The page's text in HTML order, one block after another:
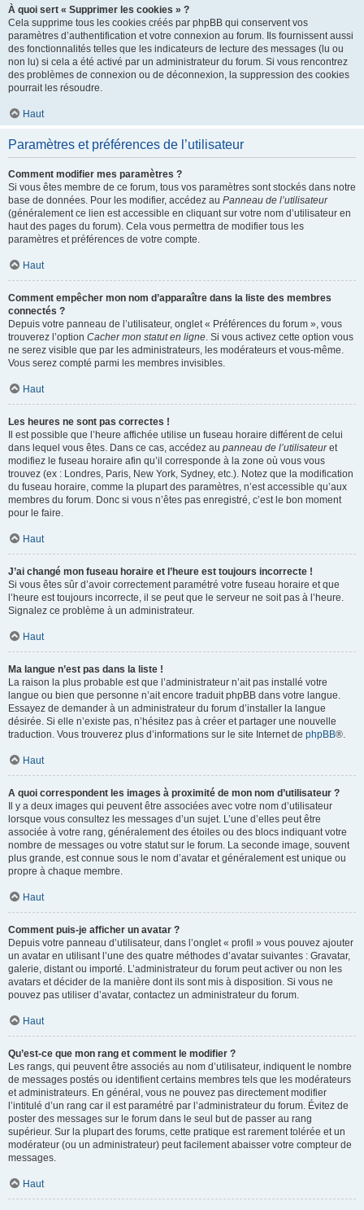
À quoi sert « Supprimer les cookies » ?
Cela supprime tous les cookies créés par phpBB qui conservent vos
paramètres d’authentification et votre connexion au forum. Ils fournissent aussi
des fonctionnalités telles que les indicateurs de lecture des messages (lu ou
non lu) si cela a été activé par un administrateur du forum. Si vous rencontrez
des problèmes de connexion ou de déconnexion, la suppression des cookies
pourrait les résoudre.
Haut
Paramètres et préférences de l’utilisateur
Comment modifier mes paramètres ?
Si vous êtes membre de ce forum, tous vos paramètres sont stockés dans notre
base de données. Pour les modifier, accédez au Panneau de l’utilisateur
(généralement ce lien est accessible en cliquant sur votre nom d’utilisateur en
haut des pages du forum). Cela vous permettra de modifier tous les
paramètres et préférences de votre compte.
Haut
Comment empêcher mon nom d’apparaître dans la liste des membres
connectés ?
Depuis votre panneau de l’utilisateur, onglet « Préférences du forum », vous
trouverez l’option Cacher mon statut en ligne. Si vous activez cette option vous
ne serez visible que par les administrateurs, les modérateurs et vous-même.
Vous serez compté parmi les membres invisibles.
Haut
Les heures ne sont pas correctes !
Il est possible que l’heure affichée utilise un fuseau horaire différent de celui
dans lequel vous êtes. Dans ce cas, accédez au panneau de l’utilisateuret
modifiez le fuseau horaire afin qu’il corresponde à la zone où vous vous
trouvez (ex : Londres, Paris, New York, Sydney, etc.). Notez que la modification
du fuseau horaire, comme la plupart des paramètres, n’est accessible qu’aux
membres du forum. Donc si vous n’êtes pas enregistré, c’est le bon moment
pour le faire.
Haut
J’ai changé mon fuseau horaire et l’heure est toujours incorrecte !
Si vous êtes sûr d’avoir correctement paramétré votre fuseau horaire et que
l’heure est toujours incorrecte, il se peut que le serveur ne soit pas à l’heure.
Signalez ce problème à un administrateur.
Haut
Ma langue n’est pas dans la liste !
La raison la plus probable est que l’administrateur n’ait pas installé votre
langue ou bien que personne n’ait encore traduit phpBB dans votre langue.
Essayez de demander à un administrateur du forum d’installer la langue
désirée. Si elle n’existe pas, n’hésitez pas à créer et partager une nouvelle
traduction. Vous trouverez plus d’informations sur le site Internet de phpBB®.
Haut
A quoi correspondent les images à proximité de mon nom d’utilisateur ?
Il y a deux images qui peuvent être associées avec votre nom d’utilisateur
lorsque vous consultez les messages d’un sujet. L’une d’elles peut être
associée à votre rang, généralement des étoiles ou des blocs indiquant votre
nombre de messages ou votre statut sur le forum. La seconde image, souvent
plus grande, est connue sous le nom d’avatar et généralement est unique ou
propre à chaque membre.
Haut
Comment puis-je afficher un avatar ?
Depuis votre panneau d’utilisateur, dans l’onglet « profil » vous pouvez ajouter
un avatar en utilisant l’une des quatre méthodes d’avatar suivantes : Gravatar,
galerie, distant ou importé. L’administrateur du forum peut activer ou non les
avatars et décider de la manière dont ils sont mis à disposition. Si vous ne
pouvez pas utiliser d’avatar, contactez un administrateur du forum.
Haut
Qu’est-ce que mon rang et comment le modifier ?
Les rangs, qui peuvent être associés au nom d’utilisateur, indiquent le nombre
de messages postés ou identifient certains membres tels que les modérateurs
et administrateurs. En général, vous ne pouvez pas directement modifier
l’intitulé d’un rang car il est paramétré par l’administrateur du forum. Évitez de
poster des messages sur le forum dans le seul but de passer au rang
supérieur. Sur la plupart des forums, cette pratique est rarement tolérée et un
modérateur (ou un administrateur) peut facilement abaisser votre compteur de
messages.
Haut